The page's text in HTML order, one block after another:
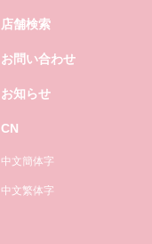
店舗検索
お問い合わせ
お知らせ
CN
中文簡体字
中文繁体字